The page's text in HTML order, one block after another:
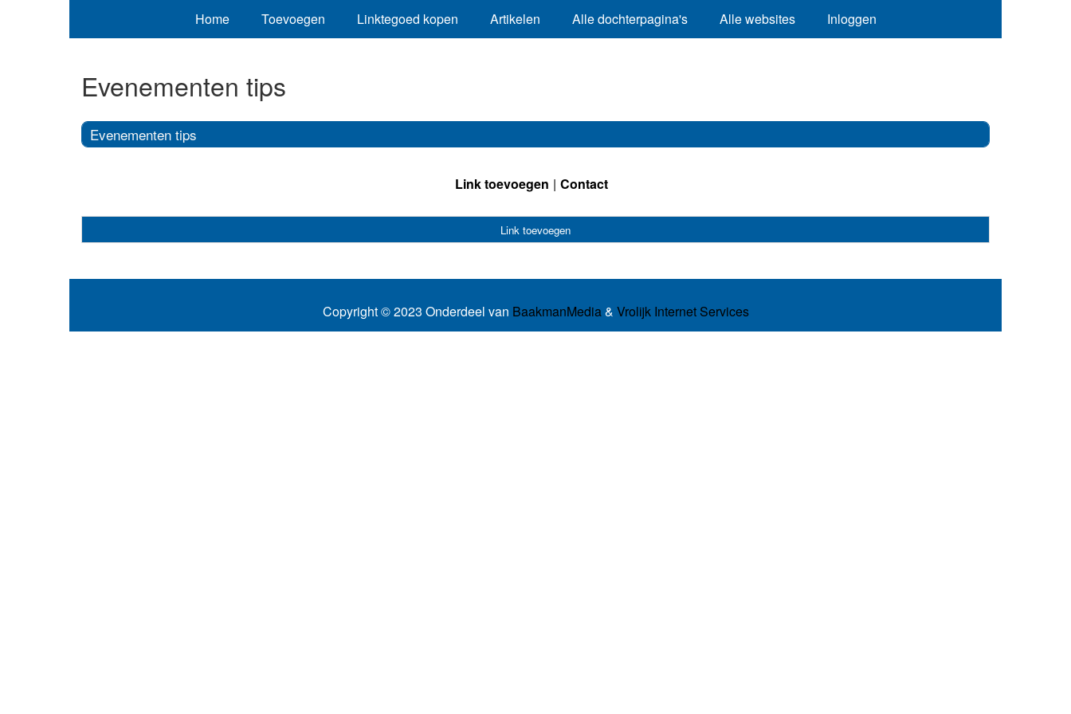
Home Toevoegen Linktegoed kopen Artikelen Alle dochterpagina's Alle websites Inloggen
Evenementen tips
Evenementen tips
Link toevoegen Contact
Link toevoegen
Copyright © 2023 Onderdeel van BaakmanMedia& Vrolijk Internet Services